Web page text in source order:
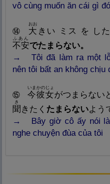
vô cùng muốn ăn cái gì
⑭ 大
おお
きい ミス を した
不安
ふあん
でたまらない。
→ Tôi đã làm ra một
nên tôi bất an không chịu
⑮ 今
いま
彼女
かのじょ
がつまらない
聞
Nghĩa: Nghe thấy, hỏi
き
きたく たまらないよう
→ Bây giờ cô ấy nói là
nghe chuyện đùa của tôi